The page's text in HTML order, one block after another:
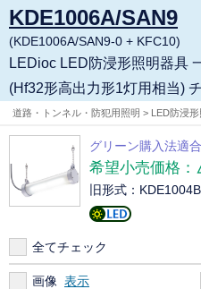
KDE1006A/SAN9
(KDE1006A/SAN9-0 + KFC10)
LEDioc LED防浸形照明器具 一般灯 FL40Wタイプ
グリーン購入法適
希望小売価格：
旧形式：
全てチェック
画像